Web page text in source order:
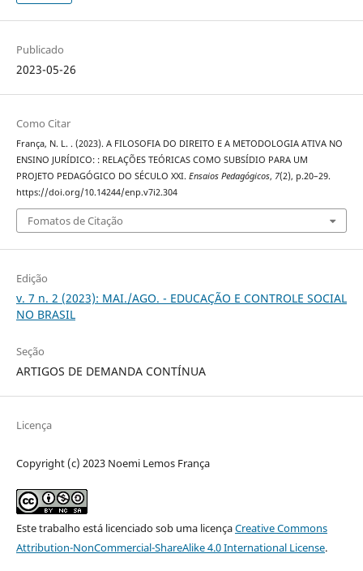
Publicado
2023-05-26
Como Citar
França, N. L. . (2023). A FILOSOFIA DO DIREITO E A METODOLOGIA ATIVA NO
ENSINO JURÍDICO: : RELAÇÕES TEÓRICAS COMO SUBSÍDIO PARA UM
PROJETO PEDAGÓGICO DO SÉCULO XXI. Ensaios Pedagógicos, 7(2), p.20–29.
https://doi.org/10.14244/enp.v7i2.304
Fomatos de Citação
Edição
v. 7 n. 2 (2023): MAI./AGO. - EDUCAÇÃO E CONTROLE SOCIAL
NO BRASIL
Seção
ARTIGOS DE DEMANDA CONTÍNUA
Licença
Copyright (c) 2023 Noemi Lemos França
Este trabalho está licenciado sob uma licençaCreative Commons
Attribution-NonCommercial-ShareAlike 4.0 International License.